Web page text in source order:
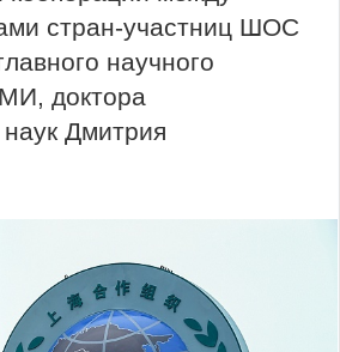
стран-участниц ШОС
научного
доктора
Дмитрия